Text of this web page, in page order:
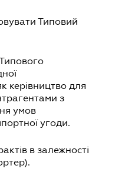
Типовий
керівництво для
з
умов
угоди.
в залежності